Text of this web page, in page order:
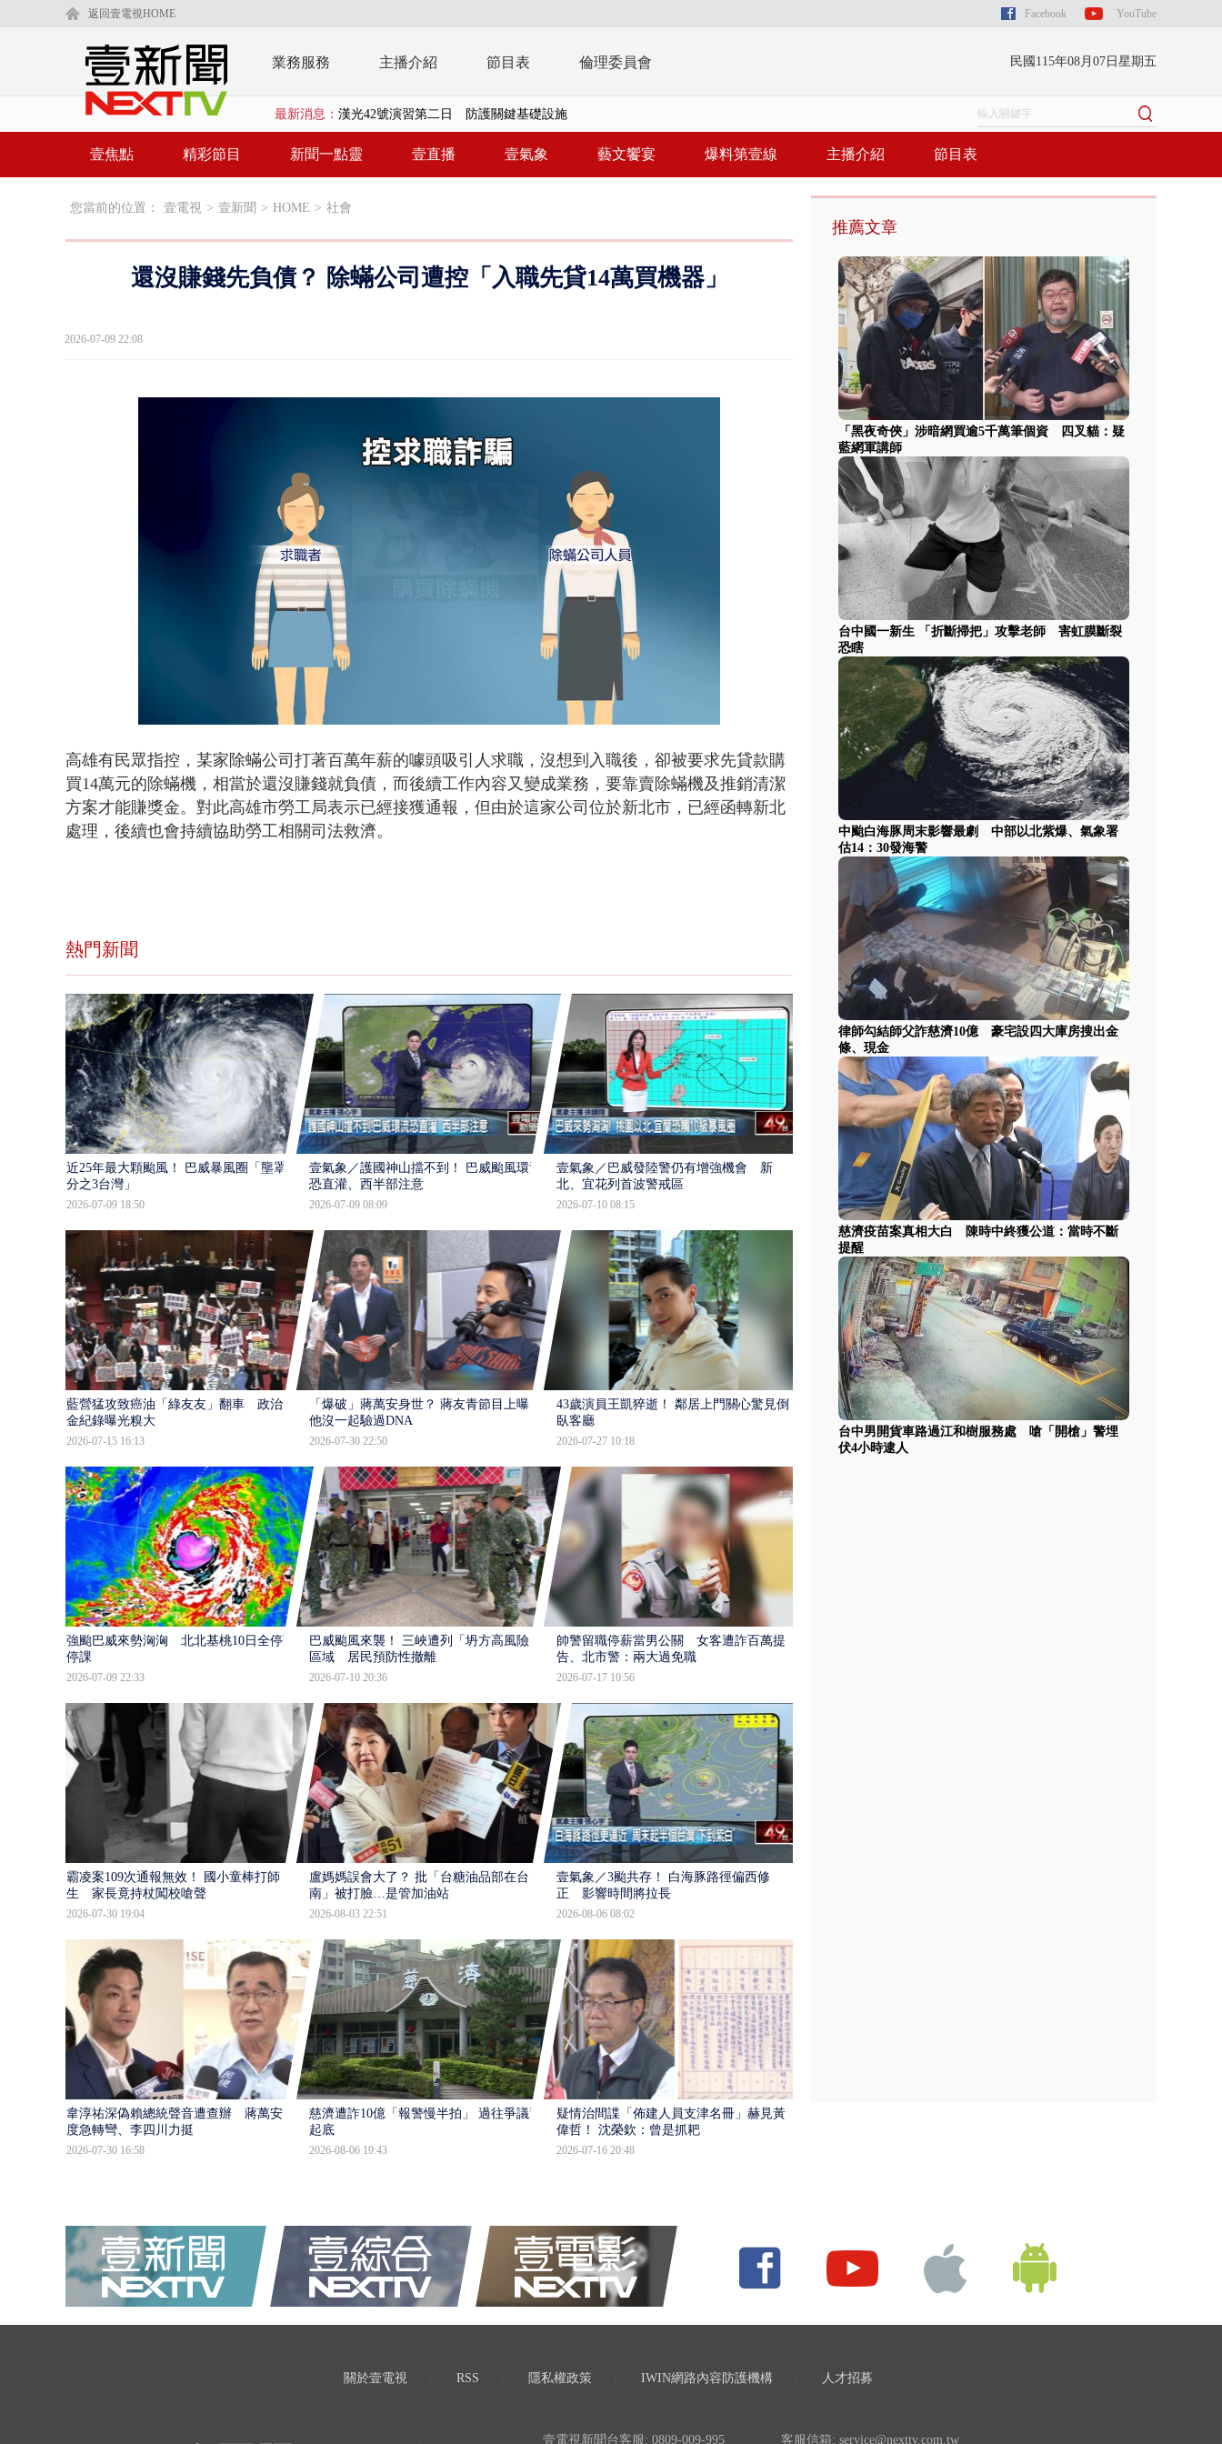
返回壹電視HOME Facebook YouTube
業務服務 主播介紹 節目表 倫理委員會 民國115年08月07日星期五
最新消息：
中颱白海豚周末影響最劇 中部以北紫爆、氣...
早餐店放迷你拒馬「只有始源可以停」 他真...
壹焦點 精彩節目 新聞一點靈 壹直播 壹氣象 藝文饗宴 爆料第壹線 主播介紹 節目表
您當前的位置： 壹電視 > 壹新聞 > HOME > 社會
還沒賺錢先負債？ 除蟎公司遭控「入職先貸14萬買機器」
2026-07-09 22:08
Loaded
47.00%
高雄有民眾指控，某家除蟎公司打著百萬年薪的噱頭吸引人求職，沒想到入職後，卻被要求先貸款購
買14萬元的除蟎機，相當於還沒賺錢就負債，而後續工作內容又變成業務，要靠賣除蟎機及推銷清潔
方案才能賺獎金。對此高雄市勞工局表示已經接獲通報，但由於這家公司位於新北市，已經函轉新北
處理，後續也會持續協助勞工相關司法救濟。
熱門新聞
近25年最大顆颱風！ 巴威暴風圈「壟罩4
分之3台灣」
2026-07-09 18:50
壹氣象／護國神山擋不到！ 巴威颱風環流
恐直灌、西半部注意
2026-07-09 08:09
壹氣象／巴威發陸警仍有增強機會 新
北、宜花列首波警戒區
2026-07-10 08:15
藍營猛攻致癌油「綠友友」翻車 政治獻
金紀錄曝光糗大
2026-07-15 16:13
「爆破」蔣萬安身世？ 蔣友青節目上曝：
他沒一起驗過DNA
2026-07-30 22:50
43歲演員王凱猝逝！ 鄰居上門關心驚見倒
臥客廳
2026-07-27 10:18
強颱巴威來勢洶洶 北北基桃10日全停班
停課
2026-07-09 22:33
巴威颱風來襲！ 三峽遭列「坍方高風險」
區域 居民預防性撤離
2026-07-10 20:36
帥警留職停薪當男公關 女客遭詐百萬提
告、北市警：兩大過免職
2026-07-17 10:56
霸凌案109次通報無效！ 國小童棒打師
生 家長竟持杖闖校嗆聲
2026-07-30 19:04
盧媽媽誤會大了？ 批「台糖油品部在台
南」被打臉…是管加油站
2026-08-03 22:51
壹氣象／3颱共存！ 白海豚路徑偏西修
正 影響時間將拉長
2026-08-06 08:02
韋淳祐深偽賴總統聲音遭查辦 蔣萬安態
度急轉彎、李四川力挺
2026-07-30 16:58
慈濟遭詐10億「報警慢半拍」 過往爭議遭
起底
2026-08-06 19:43
疑情治間諜「佈建人員支津名冊」赫見黃
偉哲！ 沈榮欽：曾是抓耙
2026-07-16 20:48
推薦文章
「黑夜奇俠」涉暗網買逾5千萬筆個資 四叉貓：疑
藍網軍講師
台中國一新生 「折斷掃把」攻擊老師 害虹膜斷裂
恐瞎
中颱白海豚周末影響最劇 中部以北紫爆、氣象署
估14：30發海警
律師勾結師父詐慈濟10億 豪宅設四大庫房搜出金
條、現金
慈濟疫苗案真相大白 陳時中終獲公道：當時不斷
提醒
台中男開貨車路過江和樹服務處 嗆「開槍」警埋
伏4小時逮人
關於壹電視 RSS 隱私權政策 IWIN網路內容防護機構 人才招募
壹電視新聞台客服: 0809-009-995 客服信箱: service@nexttv.com.tw